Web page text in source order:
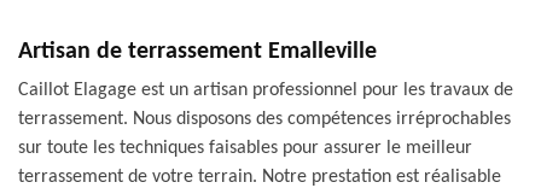
Artisan de terrassement Emalleville
Caillot Elagage est un artisan professionnel pour les travaux de
terrassement. Nous disposons des compétences irréprochables
sur toute les techniques faisables pour assurer le meilleur
terrassement de votre terrain. Notre prestation est réalisable